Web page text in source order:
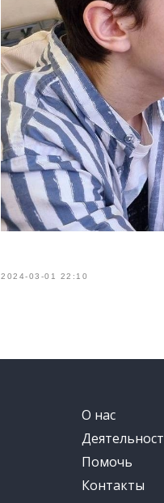
2024-03-01 22:10
О нас
Помочь
Контакты